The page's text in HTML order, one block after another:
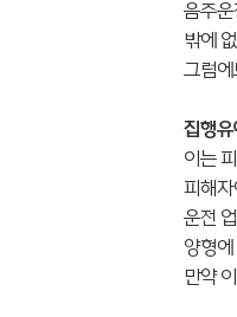
음주운
밖에
그럼
집행유
이는
피해자
운전
양형
만약